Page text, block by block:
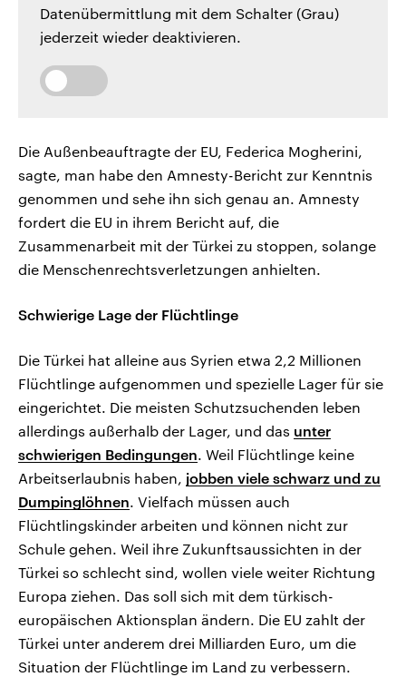
Datenübermittlung mit dem Schalter (Grau)
jederzeit wieder deaktivieren.
Die Außenbeauftragte der EU, Federica Mogherini,
sagte, man habe den Amnesty-Bericht zur Kenntnis
genommen und sehe ihn sich genau an. Amnesty
fordert die EU in ihrem Bericht auf, die
Zusammenarbeit mit der Türkei zu stoppen, solange
die Menschenrechtsverletzungen anhielten.
Schwierige Lage der Flüchtlinge
Die Türkei hat alleine aus Syrien etwa 2,2 Millionen
Flüchtlinge aufgenommen und spezielle Lager für sie
eingerichtet. Die meisten Schutzsuchenden leben
allerdings außerhalb der Lager, und das unter
schwierigen Bedingungen. Weil Flüchtlinge keine
Arbeitserlaubnis haben, jobben viele schwarz und zu
Dumpinglöhnen. Vielfach müssen auch
Flüchtlingskinder arbeiten und können nicht zur
Schule gehen. Weil ihre Zukunftsaussichten in der
Türkei so schlecht sind, wollen viele weiter Richtung
Europa ziehen. Das soll sich mit dem türkisch-
europäischen Aktionsplan ändern. Die EU zahlt der
Türkei unter anderem drei Milliarden Euro, um die
Situation der Flüchtlinge im Land zu verbessern.